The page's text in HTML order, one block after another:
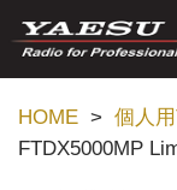
HOME 個人
FTDX5000MP